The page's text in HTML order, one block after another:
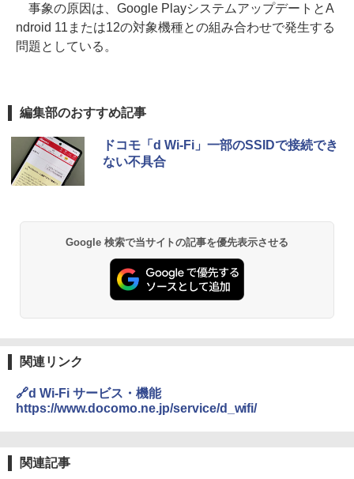
事象の原因は、Google PlayシステムアップデートとA
ndroid 11または12の対象機種との組み合わせで発生する
問題としている。
編集部のおすすめ記事
ドコモ「d Wi-Fi」一部のSSIDで接続でき
ない不具合
Google 検索で当サイトの記事を優先表示させる
関連リンク
🔗d Wi-Fi サービス・機能
https://www.docomo.ne.jp/service/d_wifi/
関連記事